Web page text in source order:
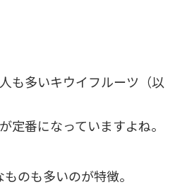
も多いキウイフルーツ（以
番になっていますよね。
のも多いのが特徴。